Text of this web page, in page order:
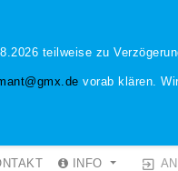
teilweise zu
vorab klären.
INFO